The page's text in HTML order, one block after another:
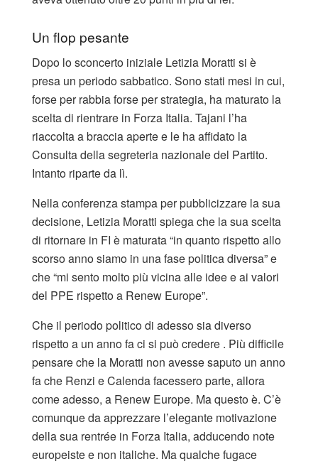
Un flop pesante
Dopo lo sconcerto iniziale Letizia Moratti si è
presa un periodo sabbatico. Sono stati mesi in cui,
forse per rabbia forse per strategia, ha maturato la
scelta di rientrare in Forza Italia. Tajani l’ha
riaccolta a braccia aperte e le ha affidato la
Consulta della segreteria nazionale del Partito.
Intanto riparte da lì.
Nella conferenza stampa per pubblicizzare la sua
decisione, Letizia Moratti spiega che la sua scelta
di ritornare in FI è maturata “in quanto rispetto allo
scorso anno siamo in una fase politica diversa” e
che “mi sento molto più vicina alle idee e ai valori
del PPE rispetto a Renew Europe”.
Che il periodo politico di adesso sia diverso
rispetto a un anno fa ci si può credere . Più difficile
pensare che la Moratti non avesse saputo un anno
fa che Renzi e Calenda facessero parte, allora
come adesso, a Renew Europe. Ma questo è. C’è
comunque da apprezzare l’elegante motivazione
della sua rentrée in Forza Italia, adducendo note
europeiste e non italiche. Ma qualche fugace